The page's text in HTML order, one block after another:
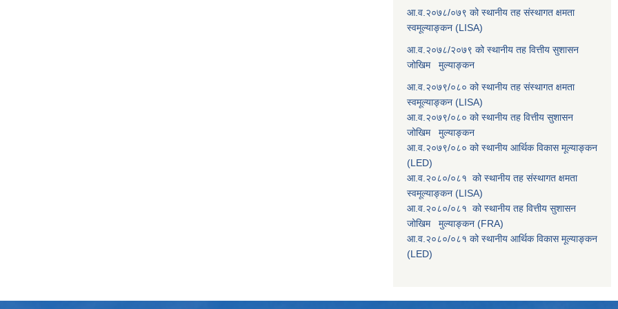
आ.व.२०७८/०७९ को स्थानीय तह संस्थागत क्षमता
स्वमूल्याङ्कन (LISA)
आ.व.२०७८/२०७९ को स्थानीय तह वित्तीय सुशासन
जोखिम मुल्याङ्कन
आ.व.२०७९/०८० को स्थानीय तह संस्थागत क्षमता
स्वमूल्याङ्कन (LISA)
आ.व.२०७९/०८० को स्थानीय तह वित्तीय सुशासन
जोखिम मुल्याङ्कन
आ.व.२०७९/०८० को स्थानीय आर्थिक विकास मूल्याङ्कन
(LED)
आ.व.२०८०/०८१ को स्थानीय तह संस्थागत क्षमता
स्वमूल्याङ्कन (LISA)
आ.व.२०८०/०८१ को स्थानीय तह वित्तीय सुशासन
जोखिम मुल्याङ्कन (FRA)
आ.व.२०८०/०८१ को स्थानीय आर्थिक विकास मूल्याङ्कन
(LED)